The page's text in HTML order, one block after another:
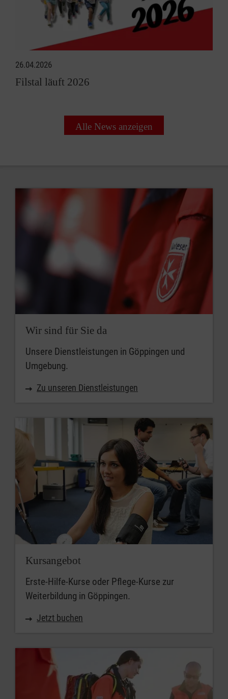
26.04.2026
Filstal läuft 2026
Alle News anzeigen
Wir sind für Sie da
Unsere Dienstleistungen in Göppingen und
Umgebung.
Zu unseren Dienstleistungen
Kursangebot
Erste-Hilfe-Kurse oder Pflege-Kurse zur
Weiterbildung in Göppingen.
Jetzt buchen